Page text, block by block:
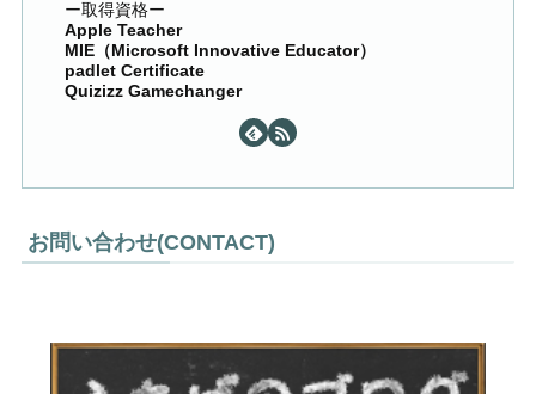
ー取得資格ー
Apple Teacher
MIE（Microsoft Innovative Educator）
padlet Certificate
Quizizz Gamechanger
お問い合わせ(CONTACT)